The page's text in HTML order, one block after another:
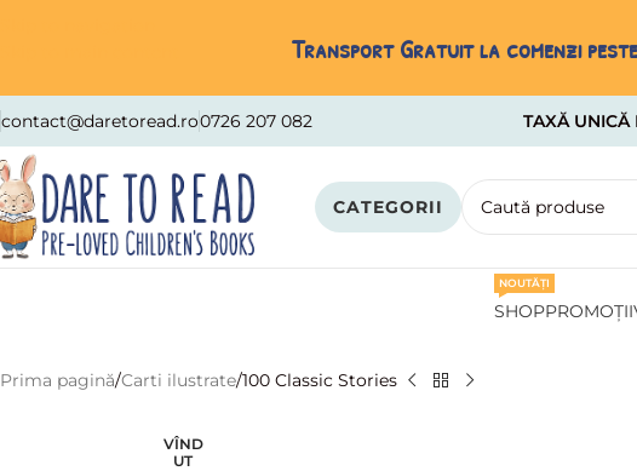
Transport Gratuit la comenzi peste
contact@daretoread.ro0726 207 082 TAXĂ UNICĂ
CATEGORII
SHOP
NOUTĂȚI
PROMOȚII
Prima pagină Carti ilustrate 100 Classic Stories
VÎND
UT